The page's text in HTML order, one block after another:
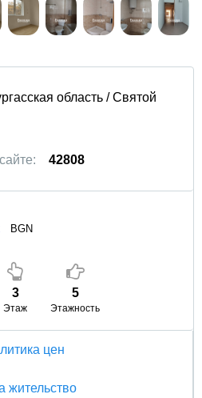
область / Святой
42808
BGN
3
Этаж
5
Этажность
цен
жительство